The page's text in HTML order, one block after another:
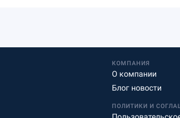
КОМПАНИЯ
О компании
Блог новости
ПОЛИТИКИ И